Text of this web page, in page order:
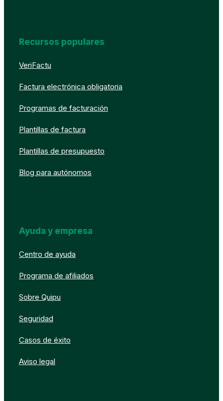
Recursos populares
VeriFactu
Factura electrónica obligatoria
Programas de facturación
Plantillas de factura
Plantillas de presupuesto
Blog para autónomos
Ayuda y empresa
Centro de ayuda
Programa de afiliados
Sobre Quipu
Seguridad
Casos de éxito
Aviso legal